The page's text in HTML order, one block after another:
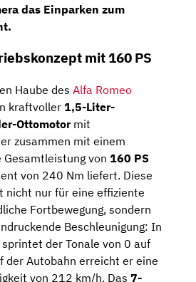
das Einparken zum
mit 160 PS
Haube des Alfa Romeo
kraftvoller 1,5-Liter-
Ottomotormit
zusammen mit einem
von 160 PS
von 240 Nm liefert. Diese
nicht nur für eine effiziente
Fortbewegung, sondern
Beschleunigung: In
der Tonale von 0 auf
der Autobahn erreicht er eine
von 212 km/h. Das 7-